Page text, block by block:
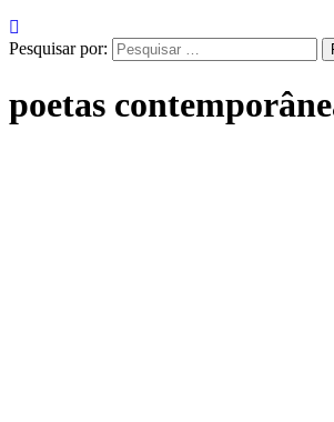
Pesquisar por:
poetas